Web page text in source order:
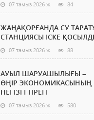
07 тамыз 2026 ж. 84
ЖАҢАҚОРҒАНДА СУ
СТАНЦИЯСЫ ІСКЕ
07 тамыз 2026 ж. 88
АУЫЛ ШАРУАШЫЛЫҒЫ –
ӨҢІР ЭКОНОМИКАСЫНЫҢ
НЕГІЗГІ ТІРЕГІ
07 тамыз 2026 ж. 580